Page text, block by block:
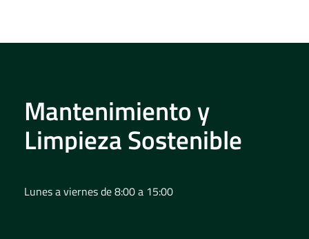
Mantenimiento y
Limpieza Sostenible
Lunes a viernes de 8:00 a 15:00